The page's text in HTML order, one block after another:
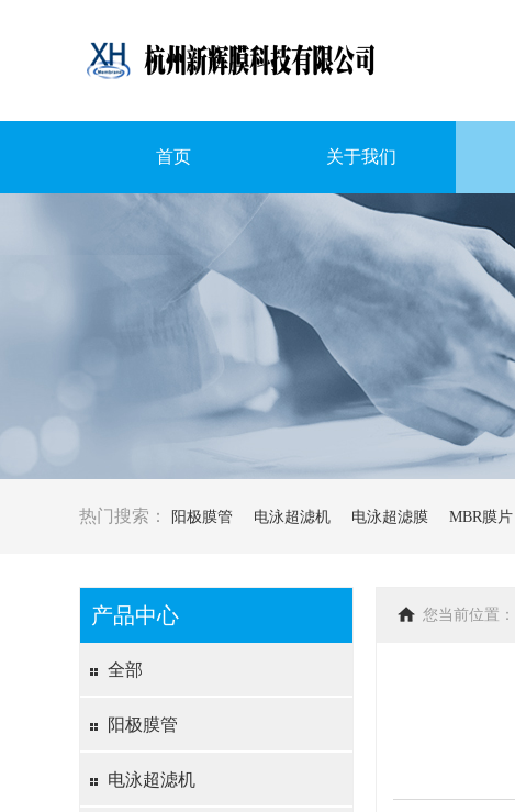
首页 关于我们
热门搜索： 阳极膜管 电泳超滤机 电泳超滤膜 MBR膜片
产品中心
全部
阳极膜管
电泳超滤机
您当前位置：